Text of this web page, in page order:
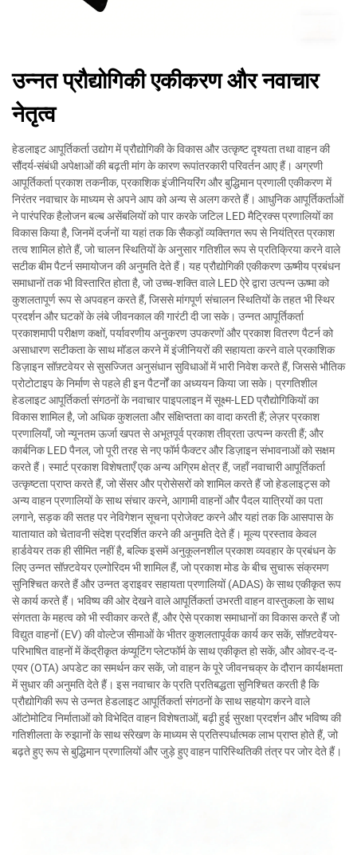
उन्नत प्रौद्योगिकी एकीकरण और नवाचार
नेतृत्व
हेडलाइट आपूर्तिकर्ता उद्योग में प्रौद्योगिकी के विकास और उत्कृष्ट दृश्यता तथा वाहन की
सौंदर्य-संबंधी अपेक्षाओं की बढ़ती मांग के कारण रूपांतरकारी परिवर्तन आए हैं। अग्रणी
आपूर्तिकर्ता प्रकाश तकनीक, प्रकाशिक इंजीनियरिंग और बुद्धिमान प्रणाली एकीकरण में
निरंतर नवाचार के माध्यम से अपने आप को अन्य से अलग करते हैं। आधुनिक आपूर्तिकर्ताओं
ने पारंपरिक हैलोजन बल्ब असेंबलियों को पार करके जटिल LED मैट्रिक्स प्रणालियों का
विकास किया है, जिनमें दर्जनों या यहां तक कि सैकड़ों व्यक्तिगत रूप से नियंत्रित प्रकाश
तत्व शामिल होते हैं, जो चालन स्थितियों के अनुसार गतिशील रूप से प्रतिक्रिया करने वाले
सटीक बीम पैटर्न समायोजन की अनुमति देते हैं। यह प्रौद्योगिकी एकीकरण ऊष्मीय प्रबंधन
समाधानों तक भी विस्तारित होता है, जो उच्च-शक्ति वाले LED ऐरे द्वारा उत्पन्न ऊष्मा को
कुशलतापूर्ण रूप से अपवहन करते हैं, जिससे मांगपूर्ण संचालन स्थितियों के तहत भी स्थिर
प्रदर्शन और घटकों के लंबे जीवनकाल की गारंटी दी जा सके। उन्नत आपूर्तिकर्ता
प्रकाशमापी परीक्षण कक्षों, पर्यावरणीय अनुकरण उपकरणों और प्रकाश वितरण पैटर्न को
असाधारण सटीकता के साथ मॉडल करने में इंजीनियरों की सहायता करने वाले प्रकाशिक
डिज़ाइन सॉफ़्टवेयर से सुसज्जित अनुसंधान सुविधाओं में भारी निवेश करते हैं, जिससे भौतिक
प्रोटोटाइप के निर्माण से पहले ही इन पैटर्नों का अध्ययन किया जा सके। प्रगतिशील
हेडलाइट आपूर्तिकर्ता संगठनों के नवाचार पाइपलाइन में सूक्ष्म-LED प्रौद्योगिकियों का
विकास शामिल है, जो अधिक कुशलता और संक्षिप्तता का वादा करती हैं; लेज़र प्रकाश
प्रणालियाँ, जो न्यूनतम ऊर्जा खपत से अभूतपूर्व प्रकाश तीव्रता उत्पन्न करती हैं; और
कार्बनिक LED पैनल, जो पूरी तरह से नए फॉर्म फैक्टर और डिज़ाइन संभावनाओं को सक्षम
करते हैं। स्मार्ट प्रकाश विशेषताएँ एक अन्य अग्रिम क्षेत्र हैं, जहाँ नवाचारी आपूर्तिकर्ता
उत्कृष्टता प्राप्त करते हैं, जो सेंसर और प्रोसेसरों को शामिल करते हैं जो हेडलाइट्स को
अन्य वाहन प्रणालियों के साथ संचार करने, आगामी वाहनों और पैदल यात्रियों का पता
लगाने, सड़क की सतह पर नेविगेशन सूचना प्रोजेक्ट करने और यहां तक कि आसपास के
यातायात को चेतावनी संदेश प्रदर्शित करने की अनुमति देते हैं। मूल्य प्रस्ताव केवल
हार्डवेयर तक ही सीमित नहीं है, बल्कि इसमें अनुकूलनशील प्रकाश व्यवहार के प्रबंधन के
लिए उन्नत सॉफ़्टवेयर एल्गोरिदम भी शामिल हैं, जो प्रकाश मोड के बीच सुचारू संक्रमण
सुनिश्चित करते हैं और उन्नत ड्राइवर सहायता प्रणालियों (ADAS) के साथ एकीकृत रूप
से कार्य करते हैं। भविष्य की ओर देखने वाले आपूर्तिकर्ता उभरती वाहन वास्तुकला के साथ
संगतता के महत्व को भी स्वीकार करते हैं, और ऐसे प्रकाश समाधानों का विकास करते हैं जो
विद्युत वाहनों (EV) की वोल्टेज सीमाओं के भीतर कुशलतापूर्वक कार्य कर सकें, सॉफ़्टवेयर-
परिभाषित वाहनों में केंद्रीकृत कंप्यूटिंग प्लेटफॉर्म के साथ एकीकृत हो सकें, और ओवर-द-द-
एयर (OTA) अपडेट का समर्थन कर सकें, जो वाहन के पूरे जीवनचक्र के दौरान कार्यक्षमता
में सुधार की अनुमति देते हैं। इस नवाचार के प्रति प्रतिबद्धता सुनिश्चित करती है कि
प्रौद्योगिकी रूप से उन्नत हेडलाइट आपूर्तिकर्ता संगठनों के साथ सहयोग करने वाले
ऑटोमोटिव निर्माताओं को विभेदित वाहन विशेषताओं, बढ़ी हुई सुरक्षा प्रदर्शन और भविष्य की
गतिशीलता के रुझानों के साथ संरेखण के माध्यम से प्रतिस्पर्धात्मक लाभ प्राप्त होते हैं, जो
बढ़ते हुए रूप से बुद्धिमान प्रणालियों और जुड़े हुए वाहन पारिस्थितिकी तंत्र पर जोर देते हैं।